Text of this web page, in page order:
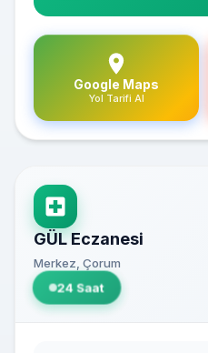
Google Maps
Yol Tarifi Al
GÜL Eczanesi
Merkez, Çorum
24 Saat